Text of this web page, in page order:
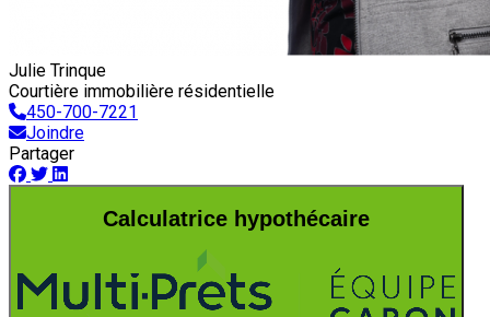
Julie Trinque
Courtière immobilière résidentielle
450-700-7221
Joindre
Partager
Calculatrice hypothécaire